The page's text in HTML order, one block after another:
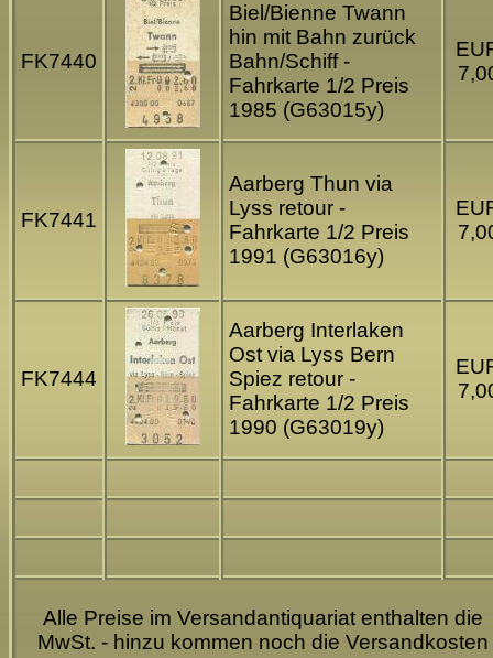
FK7440
Biel/Bienne Twann
hin mit Bahn zurück
Bahn/Schiff -
Fahrkarte 1/2 Preis
1985 (G63015y)
FK7441
Aarberg Thun via
Lyss retour -
Fahrkarte 1/2 Preis
1991 (G63016y)
FK7444
Aarberg Interlaken
Ost via Lyss Bern
Spiez retour -
Fahrkarte 1/2 Preis
1990 (G63019y)
Alle Preise im Versandantiquariat enthalten die
MwSt. - hinzu kommen noch die Versandkosten